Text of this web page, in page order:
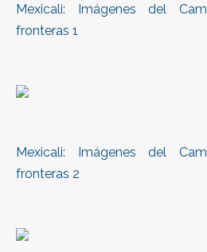
Mexicali: Imágenes del
fronteras 1
Mexicali: Imágenes del
fronteras 2